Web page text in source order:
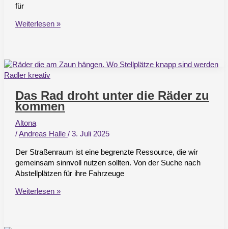
für
Mut
ein
zukunftsfähiges
Weiterlesen »
Das Rad droht unter die Räder zu
kommen
Altona
/Andreas Halle / 3. Juli 2025
Der Straßenraum ist eine begrenzte Ressource, die wir
gemeinsam sinnvoll nutzen sollten. Von der Suche nach
Abstellplätzen für ihre Fahrzeuge
Das
Weiterlesen »